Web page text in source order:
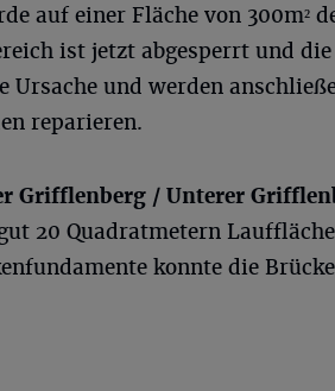
auf einer Fläche von 300m²
ist jetzt abgesperrt und
Ursache und werden
reparieren.
Grifflenberg / Unterer
20 Quadratmetern
konnte die